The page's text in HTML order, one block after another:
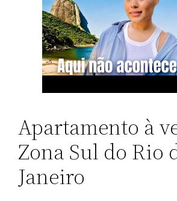
Apartamento à
Zona Sul do Rio
Janeiro